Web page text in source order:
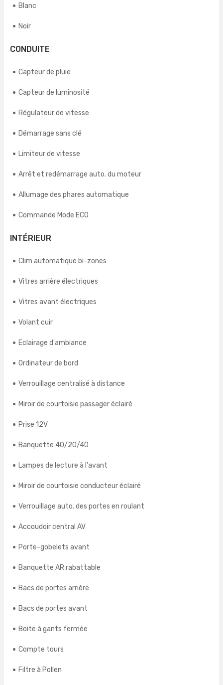
Blanc
Noir
CONDUITE
Capteur de pluie
Capteur de luminosité
Régulateur de vitesse
Démarrage sans clé
Limiteur de vitesse
Arrêt et redémarrage auto. du moteur
Allumage des phares automatique
Commande Mode ECO
INTÉRIEUR
Clim automatique bi-zones
Vitres arrière électriques
Vitres avant électriques
Volant cuir
Eclairage d'ambiance
Ordinateur de bord
Verrouillage centralisé à distance
Miroir de courtoisie passager éclairé
Prise 12V
Banquette 40/20/40
Lampes de lecture à l'avant
Miroir de courtoisie conducteur éclairé
Verrouillage auto. des portes en roulant
Accoudoir central AV
Porte-gobelets avant
Banquette AR rabattable
Bacs de portes arrière
Bacs de portes avant
Boite à gants fermée
Compte tours
Filtre à Pollen